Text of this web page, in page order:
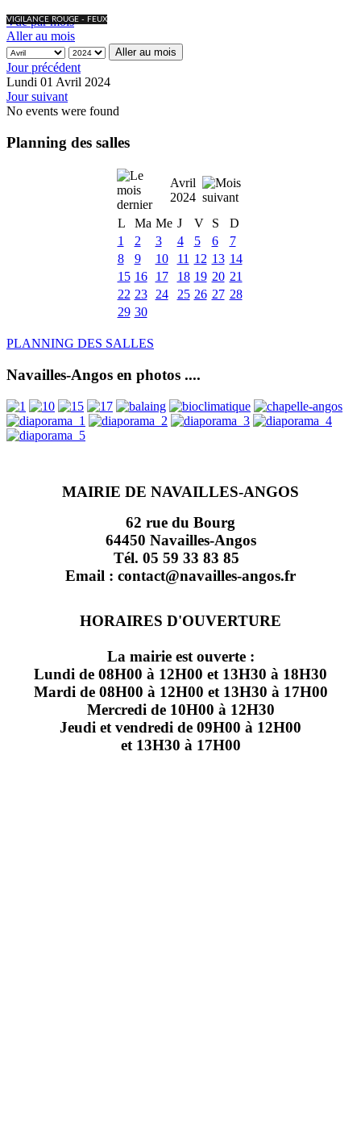
VIGILANCE ROUGE - FEUX
Vue par mois
Aller au mois
Aller au mois
Jour précédent
Lundi 01 Avril 2024
Jour suivant
No events were found
Planning des salles
Avril
2024
L
Ma Me J V S
D
1
2 3 4 5 6
7
8
9 10 11 12 13 14
15 16 17 18 19 20 21
22 23 24 25 26 27 28
29 30
PLANNING DES SALLES
Navailles-Angos en photos ....
MAIRIE DE NAVAILLES-ANGOS
62 rue du Bourg
64450 Navailles-Angos
Tél. 05 59 33 83 85
Email : contact@navailles-angos.fr
HORAIRES D'OUVERTURE
La mairie est ouverte :
Lundi de 08H00 à 12H00 et 13H30 à 18H30
Mardi de 08H00 à 12H00 et 13H30 à 17H00
Mercredi de 10H00 à 12H30
Jeudi et vendredi de 09H00 à 12H00
et 13H30 à 17H00